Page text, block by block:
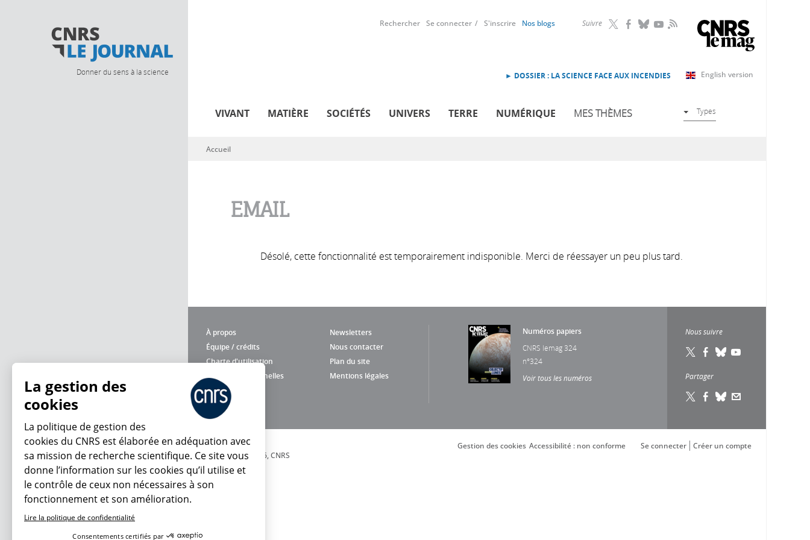
Donner du sens à la science
Suivre RSS
Rechercher Se connecter S'inscrire Nos blogs
English version
► DOSSIER : LA SCIENCE FACE AUX INCENDIES
VIVANT MATIÈRE SOCIÉTÉS UNIVERS TERRE NUMÉRIQUE MES THÈMES Types
Vous êtes ici
Accueil
EMAIL
Désolé, cette fonctionnalité est temporairement indisponible. Merci de réessayer un peu plus tard.
À propos
Newsletters
Équipe / crédits
Nous contacter
Charte d'utilisation
Plan du site
Données personnelles
Mentions légales
Numéros papiers
CNRS lemag 324
n°324
Voir tous les numéros
Nous suivre
Partager
© 2026, CNRS
Créer un compte
Se connecter
Accessibilité : non conforme
Gestion des cookies
La gestion des
cookies
La politique de gestion des
cookies du CNRS est élaborée en adéquation avec
sa mission de recherche scientifique. Ce site vous
donne l’information sur les cookies qu’il utilise et
le contrôle de ceux non nécessaires à son
fonctionnement et son amélioration.
Lire la politique de confidentialité
Consentements certifiés par